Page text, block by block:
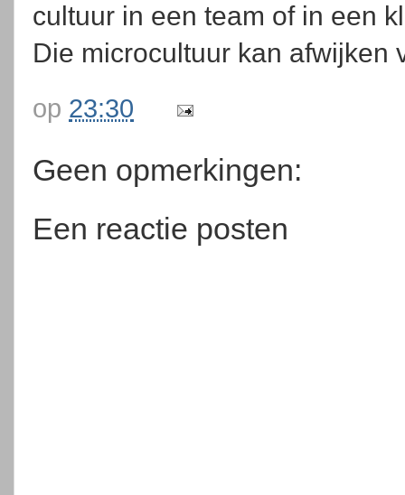
cultuur in een team of in een
Die microcultuur kan afwijken
op 23:30
Geen opmerkingen:
Een reactie posten